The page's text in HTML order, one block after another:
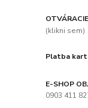
(klikni sem)
Platba
E-SHOP
0903 411